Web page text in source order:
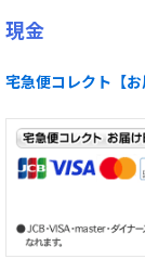
現金
宅急便コレクト【お